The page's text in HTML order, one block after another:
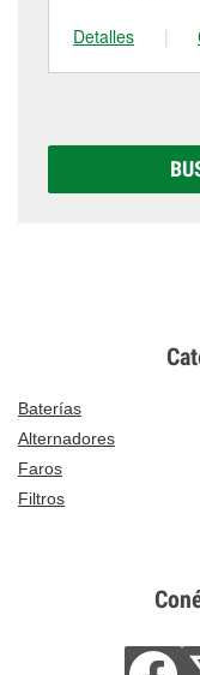
Detalles
|
Baterías
Alternadores
Faros
Filtros